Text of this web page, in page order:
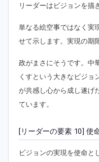
リーダーはビジョンを描
単なる絵空事ではなく実
せて示します。実現の期
政がまさにそうです。中
くすという大きなビジョ
が共感し心から成し遂げ
ています。
[リーダーの要素 10] 使
ビジョンの実現を使命と